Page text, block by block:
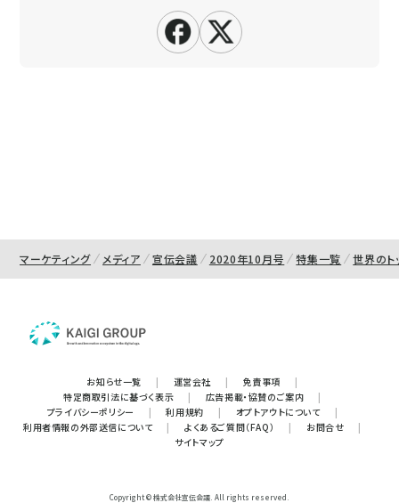
マーケティング メディア 宣伝会議 2020年10月号 特集一覧 世界の
お知らせ一覧 | 運営会社 | 免責事項
|
特定商取引法に基づく表示
| 広告掲載・協賛のご案内
|
プライバシーポリシー
| 利用規約 | オプトアウトについて
|
利用者情報の外部送信について
| よくあるご質問（FAQ） | お問合せ
|
サイトマップ
Copyright © 株式会社宣伝会議. All rights reserved.